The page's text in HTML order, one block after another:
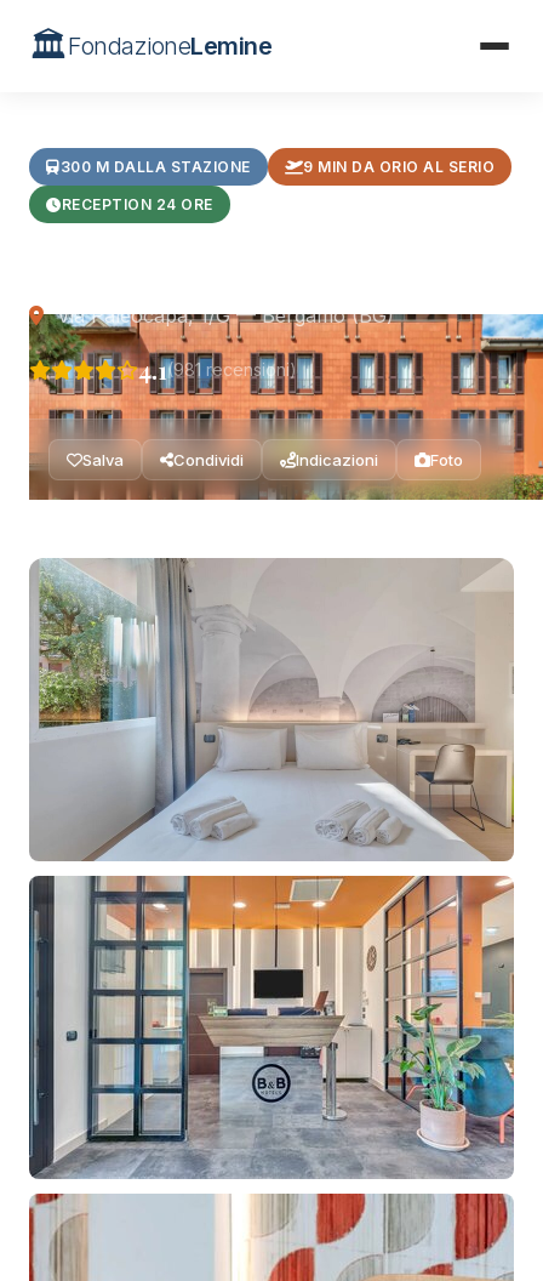
🏛️FondazioneLemine
300 M DALLA STAZIONE 9 MIN DA ORIO AL SERIO
RECEPTION 24 ORE
Via Paleocapa, 1/G — Bergamo (BG)
4.1(981 recensioni)
Salva Condividi Indicazioni Foto